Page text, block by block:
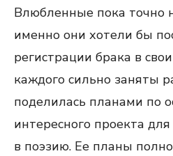
Влюбленные пока точно
именно они хотели бы
регистрации брака в
каждого сильно заняты
поделилась планами по
интересного проекта
в поэзию. Ее планы